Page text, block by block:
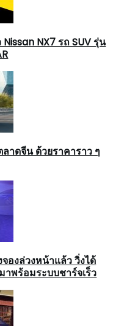
NX7 รถ SUV รุ่น
าดจีน ด้วยราคาราว ๆ
จองล่วงหน้าแล้ว วิ่งได้
าพร้อมระบบชาร์จเร็ว